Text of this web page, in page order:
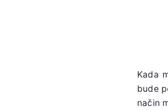
Kada
bude
način